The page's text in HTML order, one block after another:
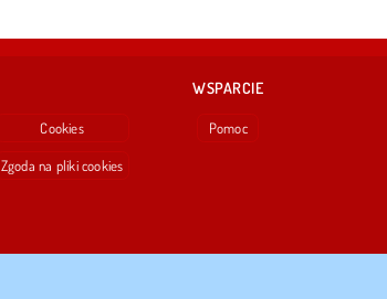
Cookies
Zgoda na pliki cookies
WSPARCIE
Pomoc